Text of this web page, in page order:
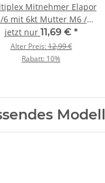
Mitnehmer Elapor
6 mit 6kt Mutter M6 /
332330
jetzt nur 11,69 € *
Alter Preis:12,99 €
Rabatt: 10%
Modell